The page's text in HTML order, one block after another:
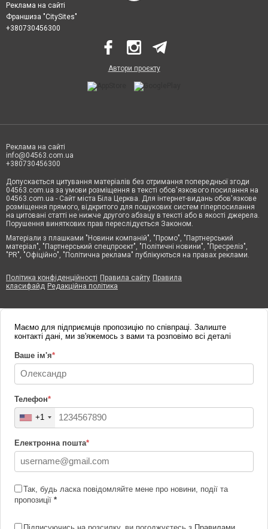
Реклама на сайті
Франшиза "CitySites"
+380730456300
Автори проєкту
Реклама на сайті
info@04563.com.ua
+380730456300
Допускається цитування матеріалів без отримання попередньої згоди
04563.com.ua за умови розміщення в тексті обов'язкового посилання на
04563.com.ua - Сайт міста Біла Церква. Для інтернет-видань обов'язкове
розміщення прямого, відкритого для пошукових систем гіперпосилання
на цитовані статті не нижче другого абзацу в тексті або в якості джерела.
Порушення виняткових прав переслідується Законом.
Матеріали з плашками "Новини компаній", "Промо", "Партнерський
матеріал", "Партнерський спецпроєкт", "Політичні новини", "Пресреліз",
"PR", "Офіційно", "Політична реклама" публікуються на правах реклами.
Політика конфіденційності Правила сайту Правила
класифайд Редакційна політика
Маємо для підприємців пропозицію по співпраці. Залиште
контакті дані, ми зв'яжемось з вами та розповімо всі деталі
Ваше ім'я*
Телефон*
+1
Електронна пошта*
Так, будь ласка повідомляйте мене про новини, події та
пропозиції *